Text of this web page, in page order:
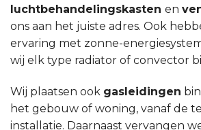
luchtbehandelingskasten en
ons aan het juiste adres. Ook
ervaring met zonne-
wij elk type radiator of convector
Wij plaatsen ook gasleidingen
het gebouw of woning, vanaf de
installatie. Daarnaast vervangen